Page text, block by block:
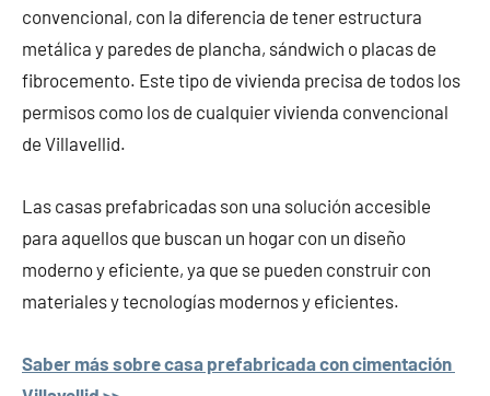
convencional, con la diferencia de tener estructura
metálica y paredes de plancha, sándwich o placas de
fibrocemento. Este tipo de vivienda precisa de todos los
permisos como los de cualquier vivienda convencional
de Villavellid.
Las casas prefabricadas son una solución accesible
para aquellos que buscan un hogar con un diseño
moderno y eficiente, ya que se pueden construir con
materiales y tecnologías modernos y eficientes.
Saber más sobre casa prefabricada con cimentación